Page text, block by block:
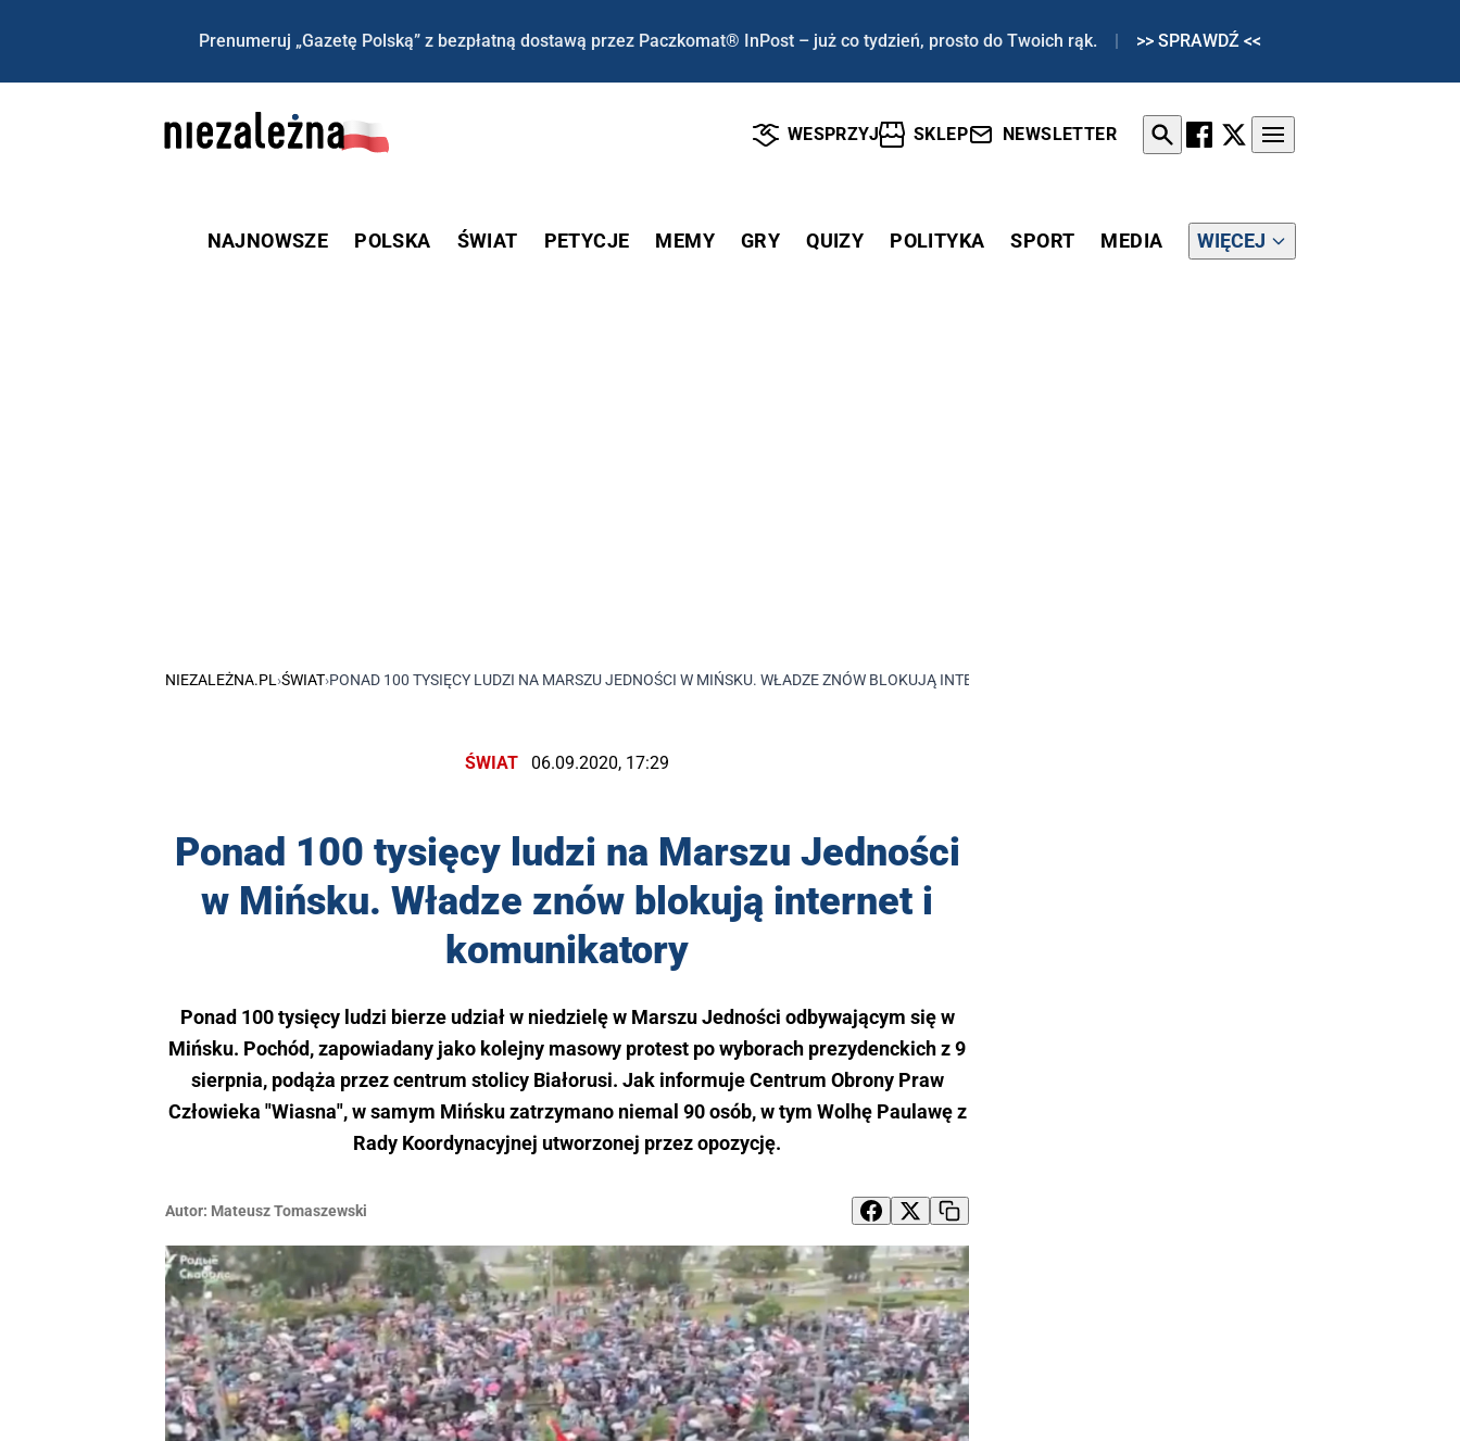
Prenumeruj „Gazetę Polską” z bezpłatną dostawą przez Paczkomat® InPost – już co tydzień, prosto do Twoich rąk. | >> SPRAWDŹ <<
WESPRZYJ SKLEP NEWSLETTER
NAJNOWSZE POLSKA ŚWIAT PETYCJE MEMY GRY QUIZY POLITYKA SPORT MEDIA WIĘCEJ
NIEZALEŻNA.PL ›ŚWIAT›PONAD 100 TYSIĘCY LUDZI NA MARSZU JEDNOŚCI W MIŃSKU. WŁADZE ZNÓW BLOKUJĄ INTERNET I KOMUNIKATORY
ŚWIAT 06.09.2020, 17:29
Ponad 100 tysięcy ludzi na Marszu Jedności
w Mińsku. Władze znów blokują internet i
komunikatory
Ponad 100 tysięcy ludzi bierze udział w niedzielę w Marszu Jedności odbywającym się w
Mińsku. Pochód, zapowiadany jako kolejny masowy protest po wyborach prezydenckich z 9
sierpnia, podąża przez centrum stolicy Białorusi. Jak informuje Centrum Obrony Praw
Człowieka "Wiasna", w samym Mińsku zatrzymano niemal 90 osób, w tym Wolhę Paulawę z
Rady Koordynacyjnej utworzonej przez opozycję.
Autor: Mateusz Tomaszewski